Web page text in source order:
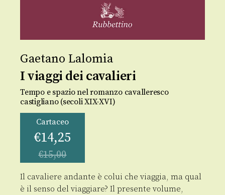
Gaetano Lalomia
I viaggi dei cavalieri
Tempo e spazio nel romanzo cavalleresco
castigliano (secoli XIX-XVI)
Cartaceo
€14,25
€15,00
Il cavaliere andante è colui che viaggia, ma qual
è il senso del viaggiare? Il presente volume,